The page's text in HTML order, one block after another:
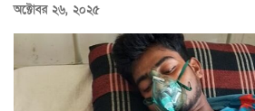
অক্টোবর ২৬, ২০২৫